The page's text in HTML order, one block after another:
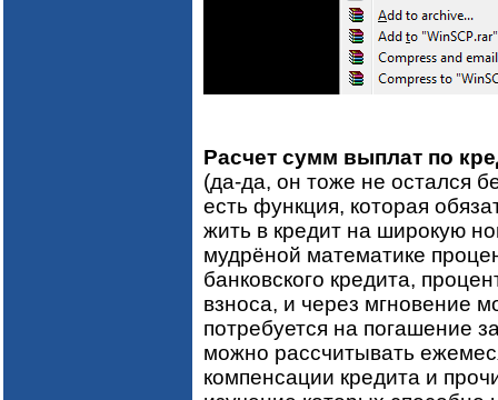
Расчет сумм выплат по
(да-да, он тоже не остался
есть функция, которая
жить в кредит на широкую
мудрёной математике
банковского кредита,
взноса, и через мгновение
потребуется на погашение
можно рассчитывать
компенсации кредита и